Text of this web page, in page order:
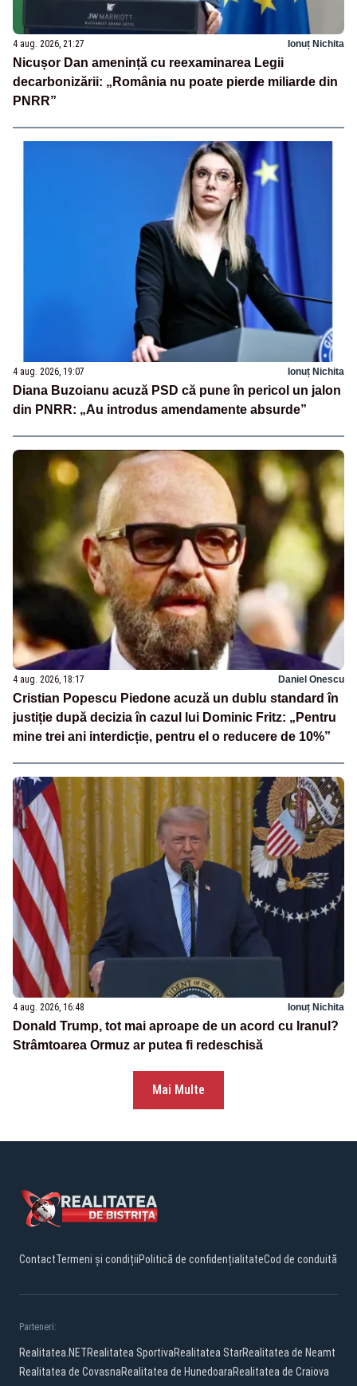
4 aug. 2026, 21:27 Ionuț Nichita
Nicușor Dan amenință cu reexaminarea Legii
decarbonizării: „România nu poate pierde miliarde din
PNRR”
4 aug. 2026, 19:07 Ionuț Nichita
Diana Buzoianu acuză PSD că pune în pericol un jalon
din PNRR: „Au introdus amendamente absurde”
4 aug. 2026, 18:17 Daniel Onescu
Cristian Popescu Piedone acuză un dublu standard în
justiție după decizia în cazul lui Dominic Fritz: „Pentru
mine trei ani interdicție, pentru el o reducere de 10%”
4 aug. 2026, 16:48 Ionuț Nichita
Donald Trump, tot mai aproape de un acord cu Iranul?
Strâmtoarea Ormuz ar putea fi redeschisă
Mai Multe
ContactTermeni și condițiiPolitică de confidențialitateCod de conduită
Parteneri:
Realitatea.NETRealitatea SportivaRealitatea StarRealitatea de Neamt
Realitatea de CovasnaRealitatea de HunedoaraRealitatea de Craiova